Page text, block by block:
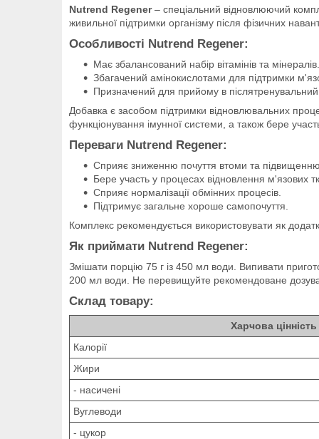
Nutrend Regener– спеціальний відновлюючий
живильної підтримки організму після фізичних
Особливості Nutrend Regener:
Має збалансований набір вітамінів та мінералів.
Збагачений амінокислотами для підтримки
Призначений для прийому в
Добавка є засобом підтримки відновлювальних
функціонування імунної системи, а також бере
Переваги Nutrend Regener:
Сприяє зниженню почуття втоми та підвищенню
Бере участь у процесах відновлення м'язових
Сприяє нормалізації обмінних процесів.
Підтримує загальне хороше самопочуття.
Комплекс рекомендується використовувати як
Як приймати Nutrend Regener:
Змішати порцію 75 г із 450 мл води. Випивати
200 мл води. Не перевищуйте рекомендоване
Склад товару:
Харчова цінність
Калорії
Жири
- насичені
Вуглеводи
- цукор